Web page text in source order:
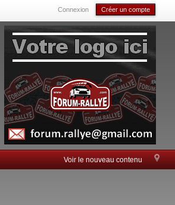
Connexion Créer un compte
Voir le nouveau contenu